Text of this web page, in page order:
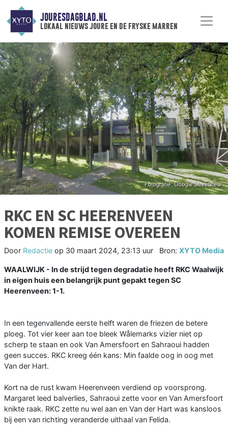
JOURESDAGBLAD.NL
lokaal nieuws joure en de fryske marren
RKC EN SC HEERENVEEN
KOMEN REMISE OVEREEN
Door Redactie op 30 maart 2024, 23:13 uur Bron: XYTO Media
WAALWIJK - In de strijd tegen degradatie heeft RKC Waalwijk
in eigen huis een belangrijk punt gepakt tegen SC
Heerenveen: 1-1.
In een tegenvallende eerste helft waren de friezen de betere
ploeg. Tot vier keer aan toe bleek Wålemarks vizier niet op
scherp te staan en ook Van Amersfoort en Sahraoui hadden
geen succes. RKC kreeg één kans: Min faalde oog in oog met
Van der Hart.
Kort na de rust kwam Heerenveen verdiend op voorsprong.
Margaret leed balverlies, Sahraoui zette voor en Van Amersfoort
knikte raak. RKC zette nu wel aan en Van der Hart was kansloos
bij een van richting veranderde uithaal van Felida.